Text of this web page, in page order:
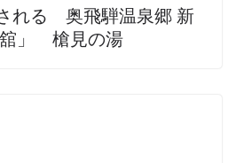
れる 奥飛騨温泉郷 新
」 槍見の湯